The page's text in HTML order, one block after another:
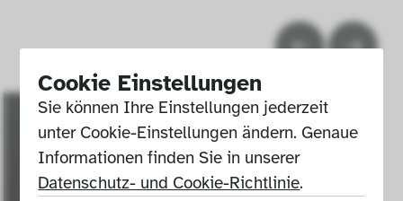
Cookie Einstellungen
Sie können Ihre Einstellungen jederzeit
unter Cookie-Einstellungen ändern. Genaue
Informationen finden Sie in unserer
Datenschutz- und Cookie-Richtlinie.